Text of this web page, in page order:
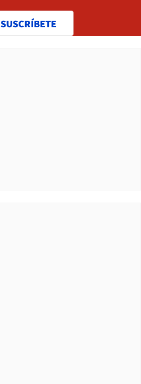
SUSCRÍBETE